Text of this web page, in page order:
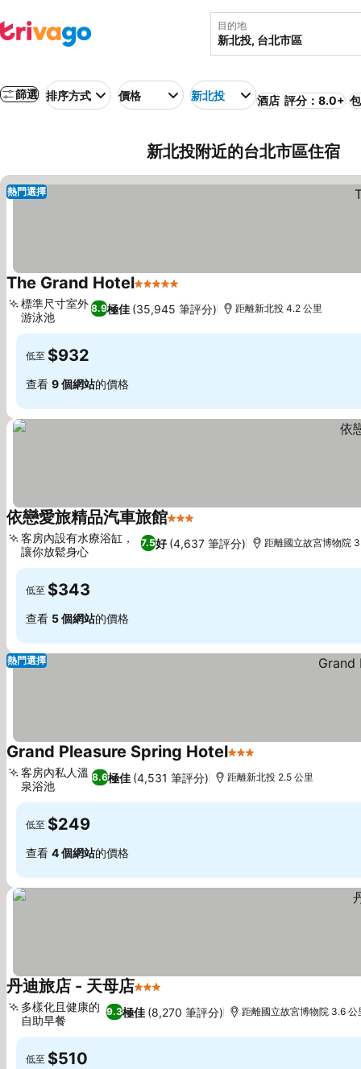
目的地
篩選 排序方式 價格 新北投 酒店 評分：8.0+
新北投附近的台北市區住宿
熱門選擇
The Grand Hotel5 星級
8.9極佳 (35,945 筆評分)
標準尺寸室外
游泳池
距離新北投 4.2 公里
低至 $932
查看 9 個網站的價格
依戀愛旅精品汽車旅館3 星級
7.5好 (4,637 筆評分)
客房內設有水療浴缸，
讓你放鬆身心
距離國立故宮博物院
低至 $343
查看 5 個網站的價格
熱門選擇
Grand Pleasure Spring Hotel3 星級
8.6極佳 (4,531 筆評分)
客房內私人溫
泉浴池
距離新北投 2.5 公里
低至 $249
查看 4 個網站的價格
丹迪旅店 - 天母店3 星級
9.3極佳 (8,270 筆評分)
多樣化且健康的
自助早餐
距離國立故宮博物院 3.6 公
低至 $510